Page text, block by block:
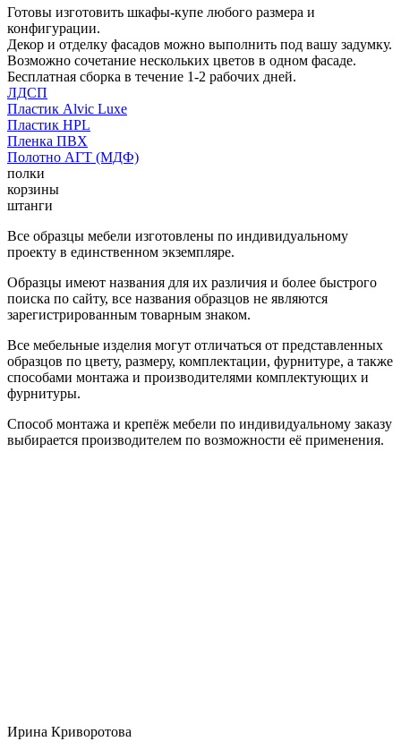
Готовы изготовить шкафы-купе любого размера и
конфигурации.
Декор и отделку фасадов можно выполнить под вашу задумку.
Возможно сочетание нескольких цветов в одном фасаде.
Бесплатная сборка в течение 1-2 рабочих дней.
ЛДСП
Пластик Alvic Luxe
Пластик HPL
Пленка ПВХ
Полотно АГТ (МДФ)
полки
корзины
штанги
Все образцы мебели изготовлены по индивидуальному
проекту в единственном экземпляре.
Образцы имеют названия для их различия и более быстрого
поиска по сайту, все названия образцов не являются
зарегистрированным товарным знаком.
Все мебельные изделия могут отличаться от представленных
образцов по цвету, размеру, комплектации, фурнитуре, а также
способами монтажа и производителями комплектующих и
фурнитуры.
Способ монтажа и крепёж мебели по индивидуальному заказу
выбирается производителем по возможности её применения.
Ирина Криворотова